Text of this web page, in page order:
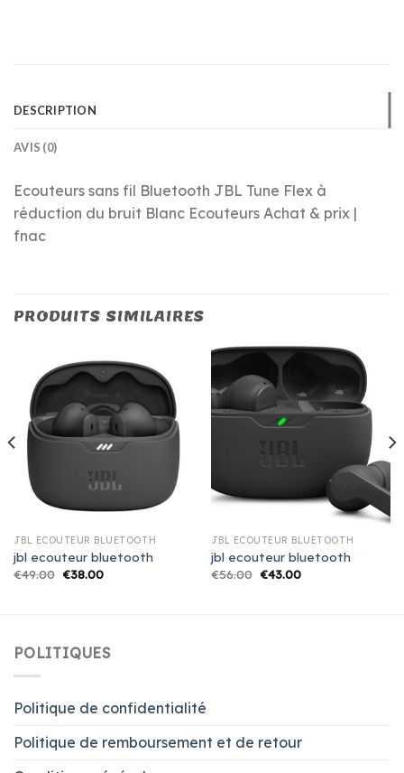
DESCRIPTION
AVIS (0)
Ecouteurs sans fil Bluetooth JBL Tune Flex à
réduction du bruit Blanc Ecouteurs Achat & prix |
fnac
PRODUITS SIMILAIRES
JBL ECOUTEUR BLUETOOTH
jbl ecouteur bluetooth
€49.00 €38.00
JBL ECOUTEUR BLUETOOTH
jbl ecouteur bluetooth
€56.00 €43.00
POLITIQUES
Politique de confidentialité
Politique de remboursement et de retour